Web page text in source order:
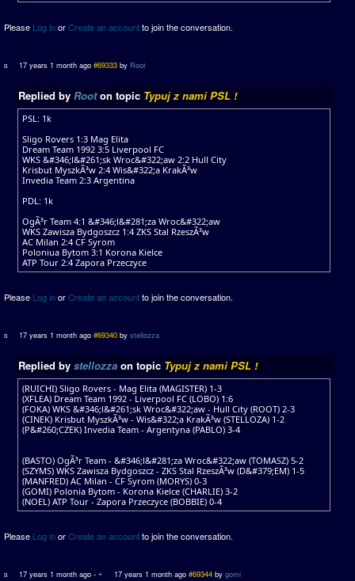
Please Log inorCreate an accountto join the conversation.
17 years 1 month ago #69333 by Root
Replied by Rooton topic Typuj z nami PSL !
PSL: 1k
Sligo Rovers 1:3 Mag Elita
Dream Team 1992 3:5 Liverpool FC
WKS &#346;l&#261;sk Wroc&#322;aw 2:2 Hull City
Krisbut MyszkÃ³w 2:4 Wis&#322;a KrakÃ³w
Invedia Team 2:3 Argentina
PDL: 1k
OgÃ³r Team 4:1 &#346;l&#281;za Wroc&#322;aw
WKS Zawisza Bydgoszcz 1:4 ZKS Stal RzeszÃ³w
AC Milan 2:4 CF Syrom
Poloniua Bytom 3:1 Korona Kielce
ATP Tour 2:4 Zapora Przeczyce
Please Log inorCreate an accountto join the conversation.
17 years 1 month ago #69340 bystellozza
Replied by stellozza on topic Typuj z nami PSL !
(RUICHI) Sligo Rovers - Mag Elita (MAGISTER) 1-3
(XFLEA) Dream Team 1992 - Liverpool FC (LOBO) 1:6
(FOKA) WKS &#346;l&#261;sk Wroc&#322;aw - Hull City (ROOT) 2-3
(CINEK) Krisbut MyszkÃ³w - Wis&#322;a KrakÃ³w (STELLOZA) 1-2
(P&#260;CZEK) Invedia Team - Argentyna (PABLO) 3-4
(BASTO) OgÃ³r Team - &#346;l&#281;za Wroc&#322;aw (TOMASZ) 5-2
(SZYMS) WKS Zawisza Bydgoszcz - ZKS Stal RzeszÃ³w (D&#379;EM) 1-5
(MANFRED) AC Milan - CF Syrom (MORYS) 0-3
(GOMI) Polonia Bytom - Korona Kielce (CHARLIE) 3-2
(NOEL) ATP Tour - Zapora Przeczyce (BOBBIE) 0-4
Please Log inorCreate an accountto join the conversation.
17 years 1 month ago - 17 years 1 month ago #69344 by gomi